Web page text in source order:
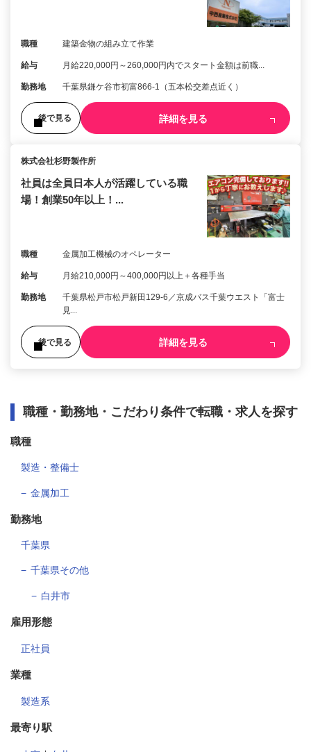
職種 建築金物の組み立て作業
給与 月給220,000円～260,000円内でスタート金額は前職...
勤務地 千葉県鎌ケ谷市初富866-1（五本松交差点近く）
後で見る 詳細を見る
株式会社杉野製作所
社員は全員日本人が活躍している職
場！創業50年以上！...
職種 金属加工機械のオペレーター
給与 月給210,000円～400,000円以上＋各種手当
勤務地
千葉県松戸市松戸新田129-6／京成バス千葉ウエスト「富士
見...
後で見る 詳細を見る
職種・勤務地・こだわり条件で転職・求人を探す
職種
製造・整備士
金属加工
勤務地
千葉県
千葉県その他
白井市
雇用形態
正社員
業種
製造系
最寄り駅